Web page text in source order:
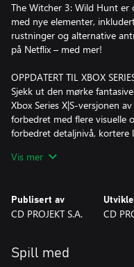
The Witcher 3: Wild Hunt
med nye elementer,
rustninger og alternative
på Netflix – med mer!
OPPDATERT TIL XBOX
Sjekk ut den mørke
Xbox Series X|S-versjonen
forbedret med flere visuelle
forbedret detaljnivå, kortere
implementert for å utnytte
SPILL SOM EN INNLEID
Witchere trener fra
motvekten til monstrene om
• Eliminer fiender på brutalt
Vis mer
Publisert av
CD PROJEKT S.A. CD
Spill med